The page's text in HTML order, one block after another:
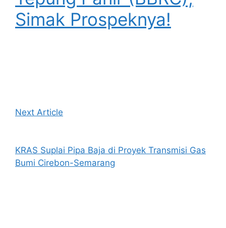
Simak Prospeknya!
Next Article
KRAS Suplai Pipa Baja di Proyek Transmisi Gas
Bumi Cirebon-Semarang